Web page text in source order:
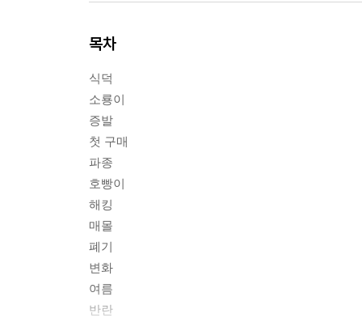
목차
식덕
소룡이
증발
첫 구매
파종
호빵이
해킹
매몰
폐기
변화
여름
반란